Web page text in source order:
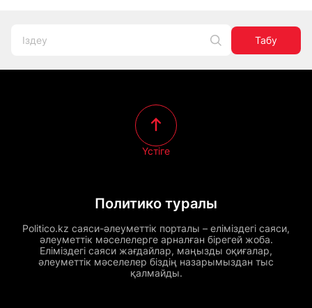
Табу
Политико туралы
Politico.kz саяси-әлеуметтік порталы – еліміздегі саяси,
әлеуметтік мәселелерге арналған бірегей жоба.
Еліміздегі саяси жағдайлар, маңызды оқиғалар,
әлеуметтік мәселелер біздің назарымыздан тыс
қалмайды.
Үстіге